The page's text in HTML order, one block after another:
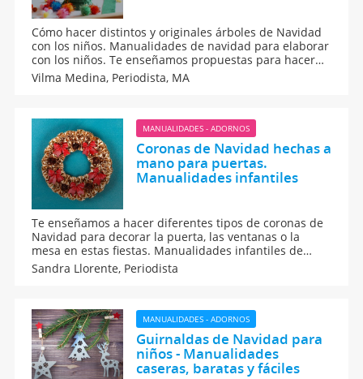
Cómo hacer distintos y originales árboles de Navidad
con los niños. Manualidades de navidad para elaborar
con los niños. Te enseñamos propuestas para hacer
un árbol de navidad con distintos materiales,
diferentes estilos, de una forma casera y divertida con
Vilma Medina, Periodista, MA
MANUALIDADES - ADORNOS
Coronas de Navidad hechas a
mano para puertas.
Manualidades infantiles
Te enseñamos a hacer diferentes tipos de coronas de
Navidad para decorar la puerta, las ventanas o la
mesa en estas fiestas. Manualidades infantiles de
coronas navideñas que pueden hacer tus hijos a mano
de forma casera y muy sencilla. Con estas coronas de
hogar.
Sandra Llorente, Periodista
MANUALIDADES - ADORNOS
Guirnaldas de Navidad para
niños - Manualidades
caseras, baratas y fáciles